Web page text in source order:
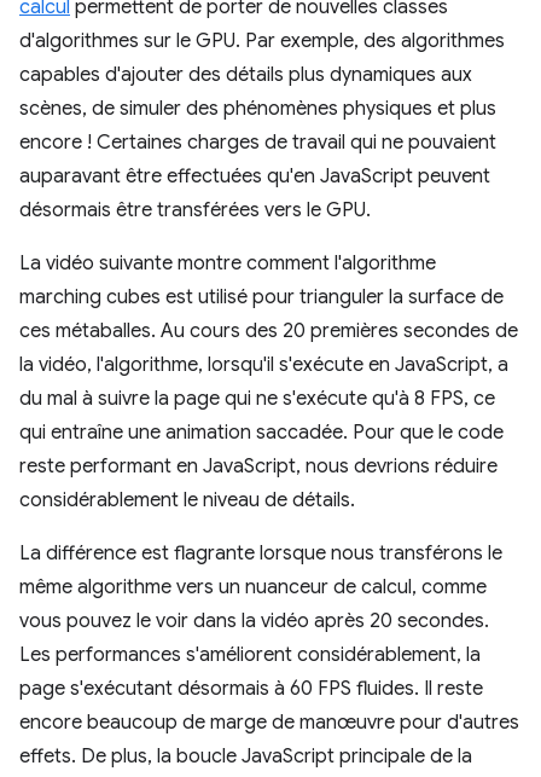
calcul permettent de porter de nouvelles classes
d'algorithmes sur le GPU. Par exemple, des algorithmes
capables d'ajouter des détails plus dynamiques aux
scènes, de simuler des phénomènes physiques et plus
encore ! Certaines charges de travail qui ne pouvaient
auparavant être effectuées qu'en JavaScript peuvent
désormais être transférées vers le GPU.
La vidéo suivante montre comment l'algorithme
marching cubes est utilisé pour trianguler la surface de
ces métaballes. Au cours des 20 premières secondes de
la vidéo, l'algorithme, lorsqu'il s'exécute en JavaScript, a
du mal à suivre la page qui ne s'exécute qu'à 8 FPS, ce
qui entraîne une animation saccadée. Pour que le code
reste performant en JavaScript, nous devrions réduire
considérablement le niveau de détails.
La différence est flagrante lorsque nous transférons le
même algorithme vers un nuanceur de calcul, comme
vous pouvez le voir dans la vidéo après 20 secondes.
Les performances s'améliorent considérablement, la
page s'exécutant désormais à 60 FPS fluides. Il reste
encore beaucoup de marge de manœuvre pour d'autres
effets. De plus, la boucle JavaScript principale de la